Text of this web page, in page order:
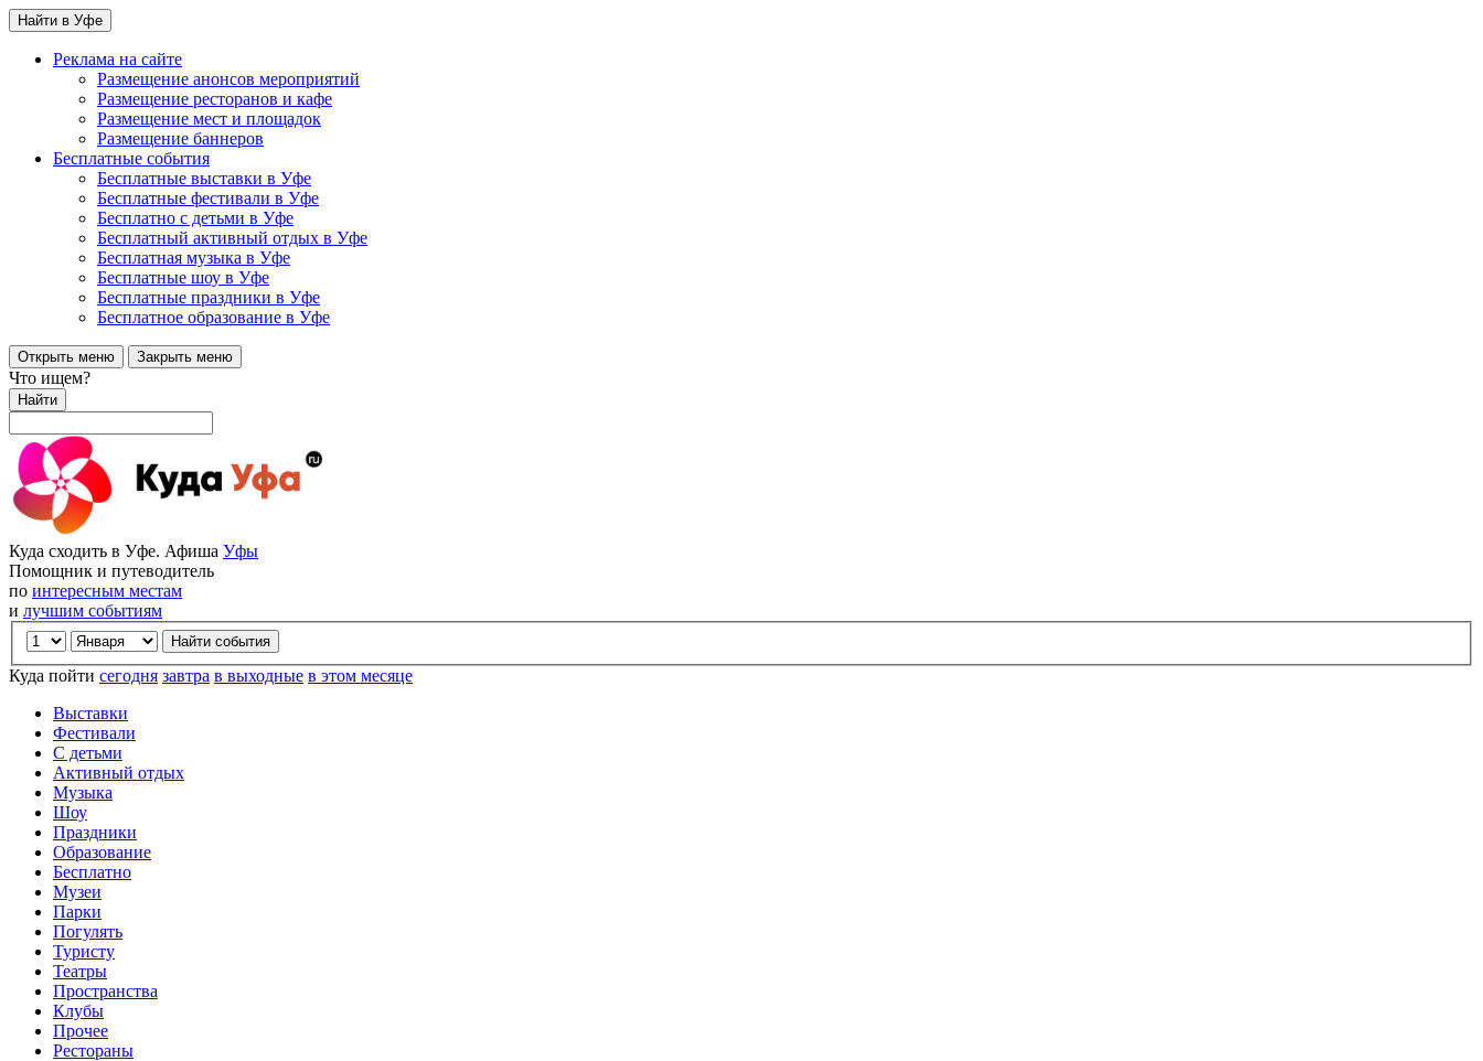
Найти в Уфе
Реклама на сайте
Размещение анонсов мероприятий
Размещение ресторанов и кафе
Размещение мест и площадок
Размещение баннеров
Бесплатные события
Бесплатные выставки в Уфе
Бесплатные фестивали в Уфе
Бесплатно с детьми в Уфе
Бесплатный активный отдых в Уфе
Бесплатная музыка в Уфе
Бесплатные шоу в Уфе
Бесплатные праздники в Уфе
Бесплатное образование в Уфе
Открыть меню Закрыть меню
Что ищем?
Найти
Куда сходить в Уфе. Афиша Уфы
Помощник и путеводитель
по интересным местам
и лучшим событиям
Куда пойти сегодня завтра в выходные в этом месяце
Выставки
Фестивали
С детьми
Активный отдых
Музыка
Шоу
Праздники
Образование
Бесплатно
Музеи
Парки
Погулять
Туристу
Театры
Пространства
Клубы
Прочее
Рестораны